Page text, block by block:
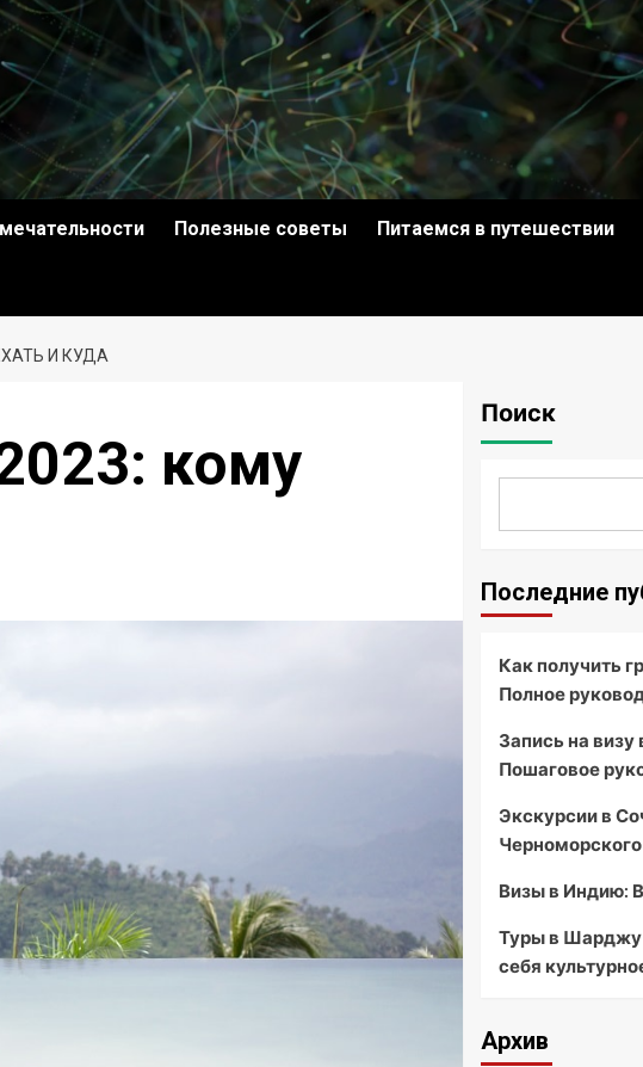
Полезные советы Питаемся в путешествии
И КУДА
кому
Поиск
Последние
Как получить
Полное
Запись на
Пошаговое
Экскурсии в
Визы в Индию:
Туры в Шарджу
себя
Архив